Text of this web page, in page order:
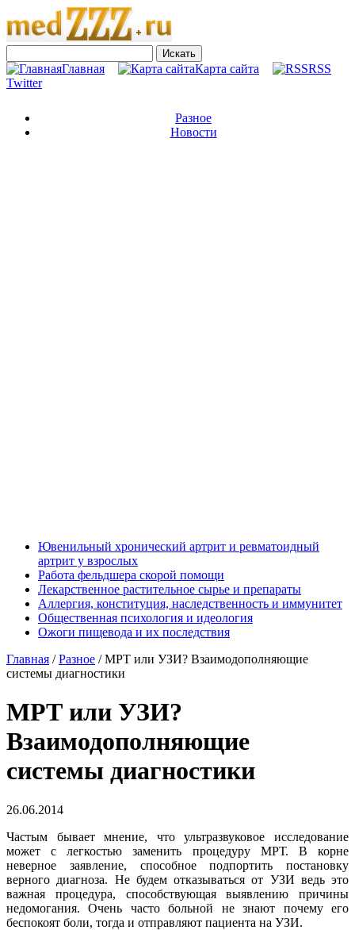
Главная Карта сайта
RSS
Twitter
Разное
Новости
Ювенильный хронический артрит и ревматоидный
артрит у взрослых
Работа фельдшера скорой помощи
Лекарственное растительное сырье и препараты
Аллергия, конституция, наследственность и иммунитет
Общественная психология и идеология
Ожоги пищевода и их последствия
Главная /Разное /МРТ или УЗИ? Взаимодополняющие
системы диагностики
МРТ или УЗИ?
Взаимодополняющие
системы диагностики
26.06.2014
Частым бывает мнение, что ультразвуковое исследование
может с легкостью заменить процедуру МРТ. В корне
неверное заявление, способное подпортить постановку
верного диагноза. Не будем отказываться от УЗИ ведь это
важная процедура, способствующая выявлению причины
недомогания. Очень часто больной не знают почему его
беспокоят боли, тогда и отправляют пациента на УЗИ.